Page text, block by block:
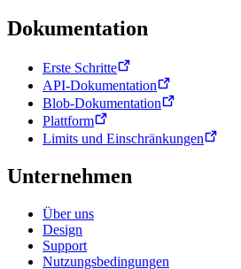
Dokumentation
Erste Schritte
API-Dokumentation
Blob-Dokumentation
Plattform
Limits und Einschränkungen
Unternehmen
Über uns
Design
Support
Nutzungsbedingungen